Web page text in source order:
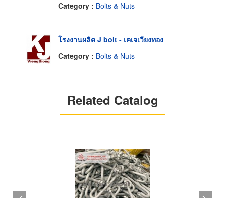
Category : Bolts & Nuts
โรงงานผลิต J bolt - เคเจเวียงทอง
Category : Bolts & Nuts
Related Catalog